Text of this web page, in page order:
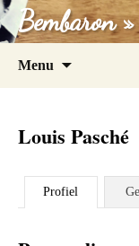
Bembaron »
Menu
Louis Pasché
Profiel